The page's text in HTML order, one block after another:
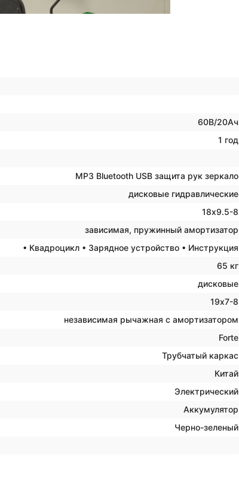
60В/20Ач
1 год
MP3 Bluetooth USB защита рук зеркало
дисковые гидравлические
18х9.5-8
зависимая, пружинный амортизатор
• Квадроцикл • Зарядное устройство • Инструкция
65 кг
дисковые
19х7-8
независимая рычажная с амортизатором
Forte
Трубчатый каркас
Китай
Электрический
Аккумулятор
Черно-зеленый